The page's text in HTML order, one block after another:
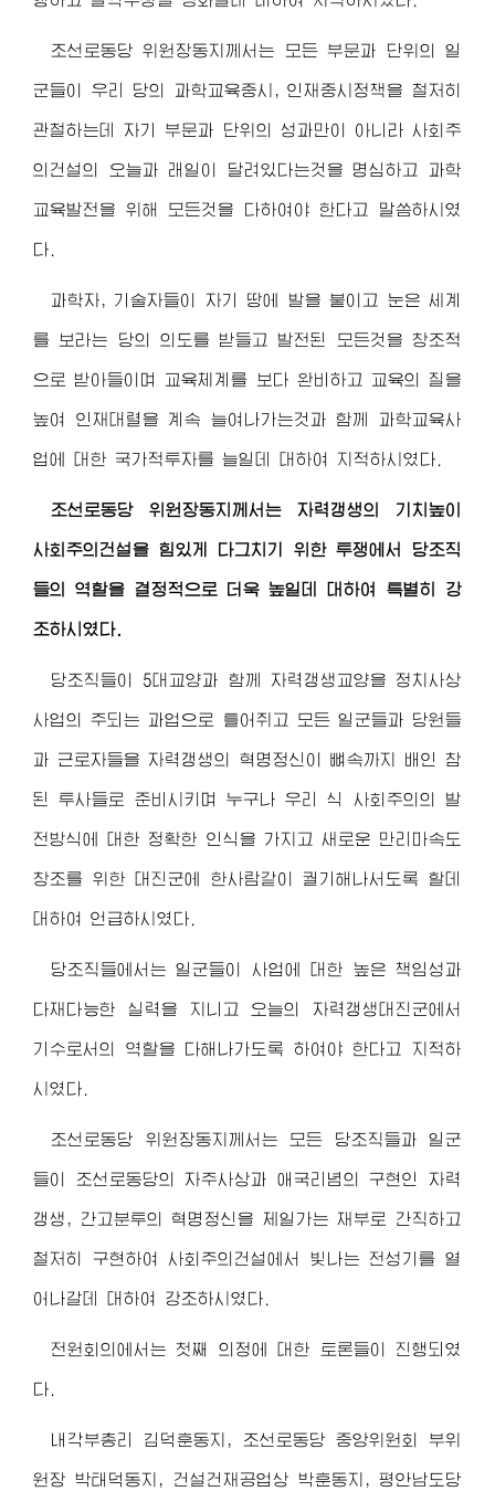
조선로동당위원장동지 께서는 모든 부문과 단위의 일
군들이 우리 당의 과학교육중시, 인재중시정책을 철저히
관철하는데 자기 부문과 단위의 성과만이 아니라 사회주
의건설의 오늘과 래일이 달려있다는것을 명심하고 과학
교육발전을 위해 모든것을 다하여야 한다고 말씀하시였
다.
과학자, 기술자들이 자기 땅에 발을 붙이고 눈은 세계
를 보라는 당의 의도를 받들고 발전된 모든것을 창조적
으로 받아들이며 교육체계를 보다 완비하고 교육의 질을
높여 인재대렬을 계속 늘여나가는것과 함께 과학교육사
업에 대한 국가적투자를 늘일데 대하여 지적하시였다.
조선로동당 위원장동지 께서는 자력갱생의 기치높이
사회주의건설을 힘있게 다그치기 위한 투쟁에서 당조직
들의 역할을 결정적으로 더욱 높일데 대하여 특별히 강
조하시였다.
당조직들이 5대교양과 함께 자력갱생교양을 정치사상
사업의 주되는 과업으로 틀어쥐고 모든 일군들과 당원들
과 근로자들을 자력갱생의 혁명정신이 뼈속까지 배인 참
된 투사들로 준비시키며 누구나 우리 식 사회주의의 발
전방식에 대한 정확한 인식을 가지고 새로운 만리마속도
창조를 위한 대진군에 한사람같이 궐기해나서도록 할데
대하여 언급하시였다.
당조직들에서는 일군들이 사업에 대한 높은 책임성과
다재다능한 실력을 지니고 오늘의 자력갱생대진군에서
기수로서의 역할을 다해나가도록 하여야 한다고 지적하
시였다.
조선로동당 위원장동지 께서는 모든 당조직들과 일군
들이 조선로동당의 자주사상과 애국리념의 구현인 자력
갱생, 간고분투의 혁명정신을 제일가는 재부로 간직하고
철저히 구현하여 사회주의건설에서 빛나는 전성기를 열
어나갈데 대하여 강조하시였다.
전원회의에서는 첫째 의정에 대한 토론들이 진행되였
다.
내각부총리 김덕훈동지, 조선로동당 중앙위원회 부위
원장 박태덕동지, 건설건재공업상 박훈동지, 평안남도당